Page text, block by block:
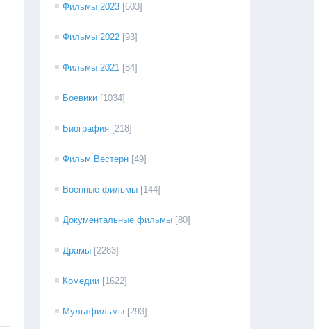
Фильмы 2023 [603]
Фильмы 2022 [93]
Фильмы 2021 [84]
Боевики [1034]
Биография [218]
Фильм Вестерн [49]
Военные фильмы [144]
Документальные фильмы [80]
Драмы [2283]
Комедии [1622]
Мультфильмы [293]